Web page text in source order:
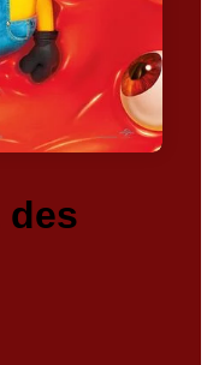
des